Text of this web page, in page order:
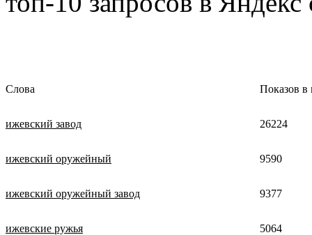
Слова Показов в
ижевский завод 26224
ижевский оружейный 9590
ижевский оружейный завод 9377
ижевские ружья 5064